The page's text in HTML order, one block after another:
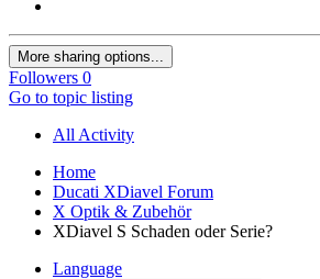
More sharing options...
Followers 0
Go to topic listing
All Activity
Home
Ducati XDiavel Forum
X Optik & Zubehör
XDiavel S Schaden oder Serie?
Language